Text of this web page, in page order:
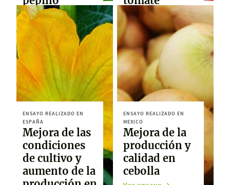
Ver ensayo Ver ensayo
ENSAYO REALIZADO EN
ESPAÑA
Mejora de las
condiciones
de cultivo y
aumento de la
ENSAYO REALIZADO EN
MEXICO
Mejora de la
producción y
calidad en
cebolla